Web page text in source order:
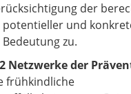
der
potentieller und
zu.
2 Netzwerke der
frühkindliche